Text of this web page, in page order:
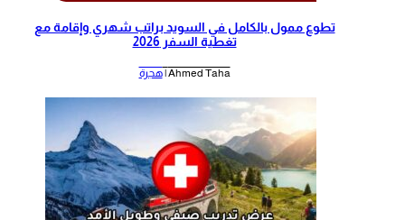
تطوع ممول بالكامل في السويد براتب شهري وإقامة مع
تغطية السفر 2026
Ahmed Taha | هجرة